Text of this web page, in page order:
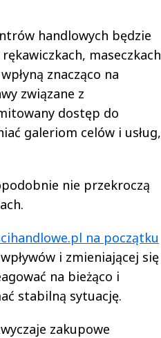
handlowych będzie
maseczkach
znacząco na
związane z
dostęp do
galeriom celów i usług,
nie przekroczą
na początku
i zmieniającej się
na bieżąco i
stabilną sytuację.
zakupowe